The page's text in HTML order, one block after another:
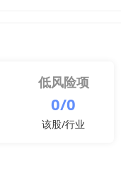
低风险项
0/0
该股/行业